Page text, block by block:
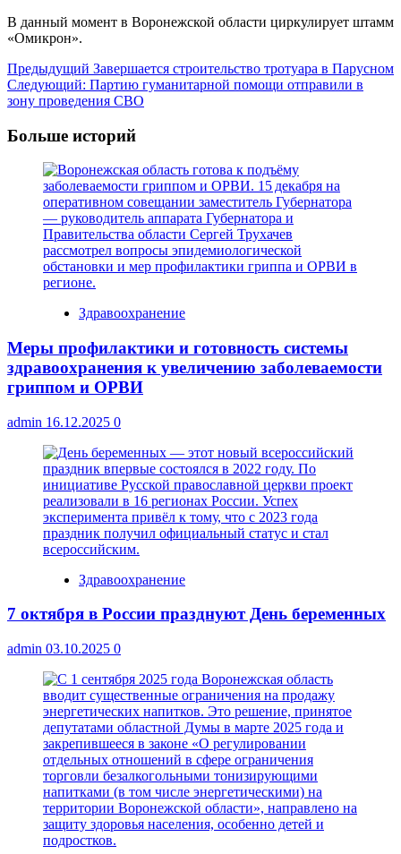
В данный момент в Воронежской области циркулирует штамм
«Омикрон».
Навигация
записи
Предыдущий Завершается строительство тротуара в Парусном
Следующий: Партию гуманитарной помощи отправили в
зону проведения СВО
Больше историй
Здравоохранение
Меры профилактики и готовность системы
здравоохранения к увеличению заболеваемости
гриппом и ОРВИ
admin 16.12.2025 0
Здравоохранение
7 октября в России празднуют День беременных
admin 03.10.2025 0